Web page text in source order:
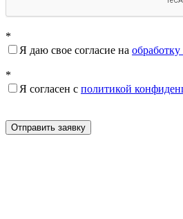
*
Я даю свое согласие на
*
Я согласен с политикой
Отправить заявку